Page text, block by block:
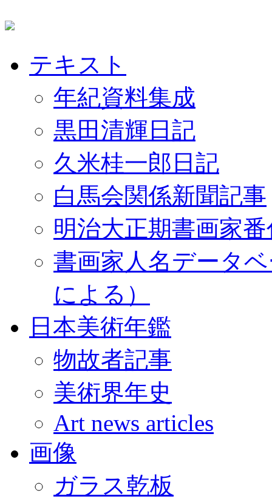
テキスト
年紀資料集成
黒田清輝日記
久米桂一郎日記
白馬会関係新聞記事
明治大正期書画家
書画家人名データ
による）
日本美術年鑑
物故者記事
美術界年史
Art news articles
画像
ガラス乾板